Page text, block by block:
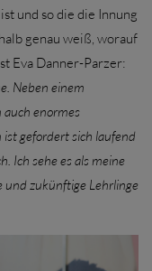
und so die die Innung
genau weiß, worauf
Eva Danner-Parzer:
Neben einem
enormes
gefordert sich laufend
Ich sehe es als meine
und zukünftige Lehrlinge